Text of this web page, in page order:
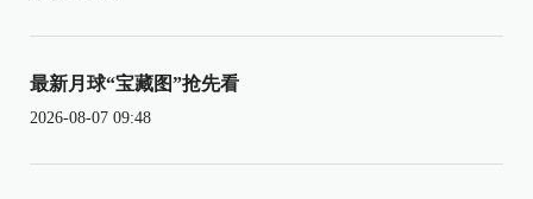
最新月球“宝藏图”抢先看
2026-08-07 09:48